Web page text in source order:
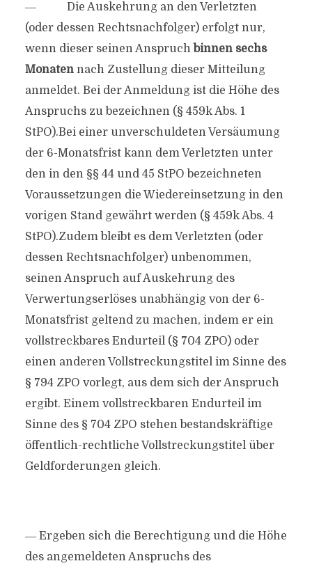
― Die Auskehrung an den Verletzten
(oder dessen Rechtsnachfolger) erfolgt nur,
wenn dieser seinen Anspruch binnen sechs
Monatennach Zustellung dieser Mitteilung
anmeldet. Bei der Anmeldung ist die Höhe des
Anspruchs zu bezeichnen (§ 459k Abs. 1
StPO).Bei einer unverschuldeten Versäumung
der 6-Monatsfrist kann dem Verletzten unter
den in den §§ 44 und 45 StPO bezeichneten
Voraussetzungen die Wiedereinsetzung in den
vorigen Stand gewährt werden (§ 459k Abs. 4
StPO).Zudem bleibt es dem Verletzten (oder
dessen Rechtsnachfolger) unbenommen,
seinen Anspruch auf Auskehrung des
Verwertungserlöses unabhängig von der 6-
Monatsfrist geltend zu machen, indem er ein
vollstreckbares Endurteil (§ 704 ZPO) oder
einen anderen Vollstreckungstitel im Sinne des
§ 794 ZPO vorlegt, aus dem sich der Anspruch
ergibt. Einem vollstreckbaren Endurteil im
Sinne des § 704 ZPO stehen bestandskräftige
öffentlich-rechtliche Vollstreckungstitel über
Geldforderungen gleich.
― Ergeben sich die Berechtigung und die Höhe
des angemeldeten Anspruchs des